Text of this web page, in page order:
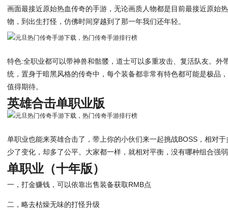
画面最接近原始热血传奇的手游，无论画质人物都是目前最接近原始
物，到出生打怪，仿佛时间穿越到了那一年我们还年轻。
特色:全职业都可以带神兽和骷髅，道士可以多重攻击、复活队友。外
统，置身于暗黑风格的传奇中，每个装备都非常有特色都可能是极品
值得期待。
英雄合击单职业版
单职业也能来英雄合击了，带上你的小伙们来一起挑战BOSS，相对
少了变化，却多了公平。大家都一样，就相对平衡，没有哪种组合强
单职业（十年版）
一，打金赚钱，可以依靠出售装备获取RMB点
二，略去枯燥无味的打怪升级